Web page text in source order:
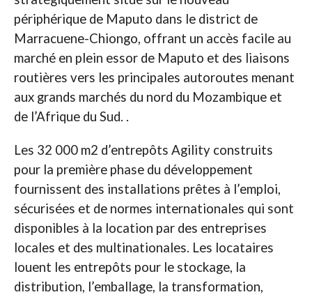
périphérique de Maputo dans le district de
Marracuene-Chiongo, offrant un accès facile au
marché en plein essor de Maputo et des liaisons
routières vers les principales autoroutes menant
aux grands marchés du nord du Mozambique et
de l’Afrique du Sud. .
Les 32 000 m2 d’entrepôts Agility construits
pour la première phase du développement
fournissent des installations prêtes à l’emploi,
sécurisées et de normes internationales qui sont
disponibles à la location par des entreprises
locales et des multinationales. Les locataires
louent les entrepôts pour le stockage, la
distribution, l’emballage, la transformation,